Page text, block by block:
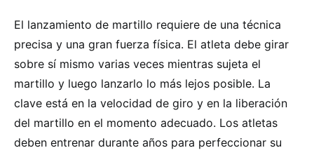
El lanzamiento de martillo requiere de una técnica
precisa y una gran fuerza física. El atleta debe girar
sobre sí mismo varias veces mientras sujeta el
martillo y luego lanzarlo lo más lejos posible. La
clave está en la velocidad de giro y en la liberación
del martillo en el momento adecuado. Los atletas
deben entrenar durante años para perfeccionar su